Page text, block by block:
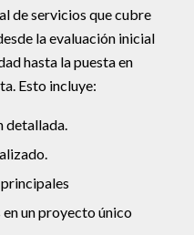
de servicios que cubre
la evaluación inicial
hasta la puesta en
Esto incluye:
detallada.
un proyecto único